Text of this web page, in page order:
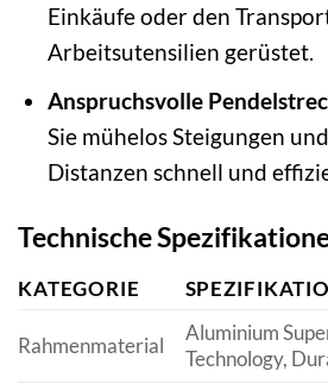
Einkäufe oder den
Arbeitsutensilien gerüstet.
Anspruchsvolle
Sie mühelos Steigungen
Distanzen schnell und
Technische
KATEGORIE
Rahmenmaterial
Aluminium
Technology,